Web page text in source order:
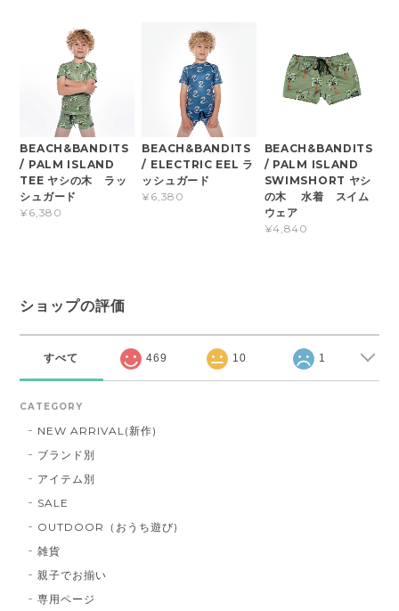
BEACH&BANDITS
/ PALM ISLAND
TEE ヤシの木 ラッ
シュガード
¥6,380
BEACH&BANDITS
/ ELECTRIC EEL ラ
ッシュガード
¥6,380
BEACH&BANDITS
/ PALM ISLAND
SWIMSHORT ヤシ
の木 水着 スイム
ウェア
¥4,840
ショップの評価
すべて 469 10 1
CATEGORY
NEW ARRIVAL(新作)
ブランド別
アイテム別
SALE
OUTDOOR（おうち遊び)
雑貨
親子でお揃い
専用ページ